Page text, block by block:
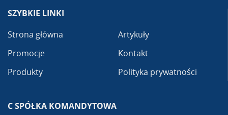
SZYBKIE LINKI
Strona główna
Promocje
Produkty
Artykuły
Kontakt
Polityka prywatności
C SPÓŁKA KOMANDYTOWA